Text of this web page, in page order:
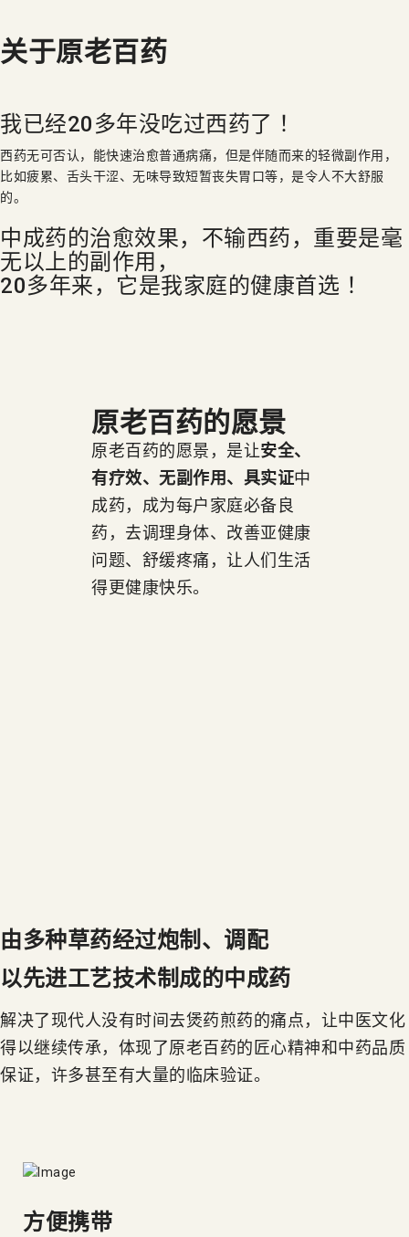
关于原老百药
我已经20多年没吃过西药了 ！
西药无可否认，能快速治愈普通病痛，但是伴随而来的轻微副作用，
比如疲累、舌头干涩、无味导致短暂丧失胃口等，是令人不大舒服
的。
中成药的治愈效果，不输西药，重要是毫
无以上的副作用，
20多年来，它是我家庭的健康首选 ！
原老百药的愿景
原老百药的愿景，是让安全、
有疗效、无副作用、具实证中
成药，成为每户家庭必备良
药，去调理身体、改善亚健康
问题、舒缓疼痛，让人们生活
得更健康快乐。
由多种草药经过炮制、调配
以先进工艺技术制成的中成药
解决了现代人没有时间去煲药煎药的痛点，让中医文化
得以继续传承，体现了原老百药的匠心精神和中药品质
保证，许多甚至有大量的临床验证。
方便携带